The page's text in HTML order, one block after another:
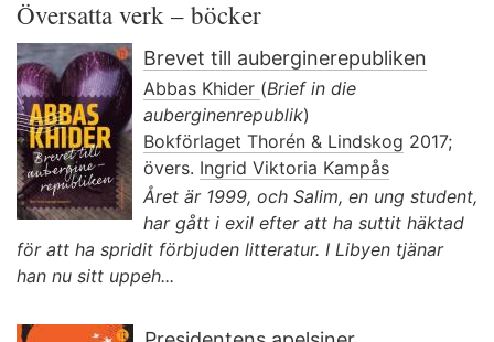
Översatta verk – böcker
Brevet till auberginerepubliken
Abbas Khider (Brief in die
auberginenrepublik)
Bokförlaget Thorén & Lindskog 2017;
övers. Ingrid Viktoria Kampås
Året är 1999, och Salim, en ung student,
har gått i exil efter att ha suttit häktad
för att ha spridit förbjuden litteratur. I Libyen tjänar
han nu sitt uppeh...